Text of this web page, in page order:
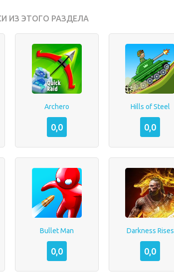
ИЗ ЭТОГО РАЗДЕЛА
Archero
0,0
Hills of Steel
0,0
Bullet Man
0,0
Darkness Rises
0,0